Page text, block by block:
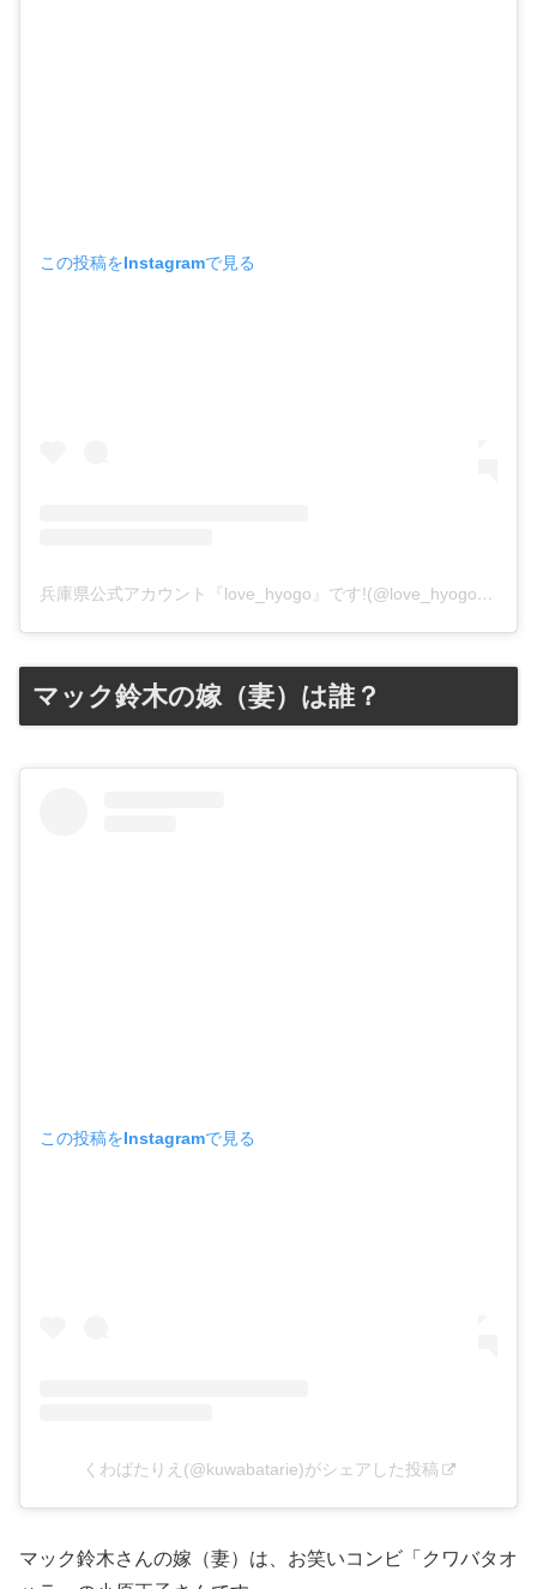
この投稿をInstagramで見る
兵庫県公式アカウント『love_hyogo』です!(@love_hyogo)がシェアした投稿
マック鈴木の嫁（妻）は誰？
この投稿をInstagramで見る
くわばたりえ(@kuwabatarie)がシェアした投稿
マック鈴木さんの嫁（妻）は、お笑いコンビ「クワバタオ